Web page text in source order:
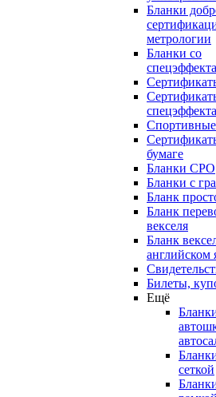
Бланки
метрологии
Бланки со
бумаге
Бланки СРО
Бланки с
Бланк
Бланк
векселя
Бланк
английском
Билеты,
Ещё
сеткой